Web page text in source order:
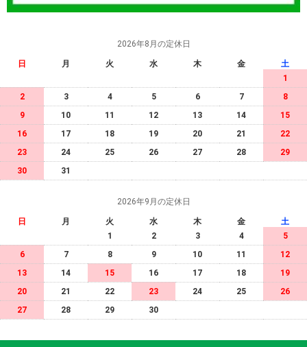
2026年8月の定休日
日 月 火 水 木 金
土
1
2
3 4 5 6 7
8
9
10 11 12 13 14
15
16
17 18 19 20 21
22
23
24 25 26 27 28
29
30
31
2026年9月の定休日
日 月 火 水 木 金
土
1
2 3 4
5
6
7 8 9 10 11
12
13
14 15 16 17 18
19
20
21 22 23 24 25
26
27
28 29 30